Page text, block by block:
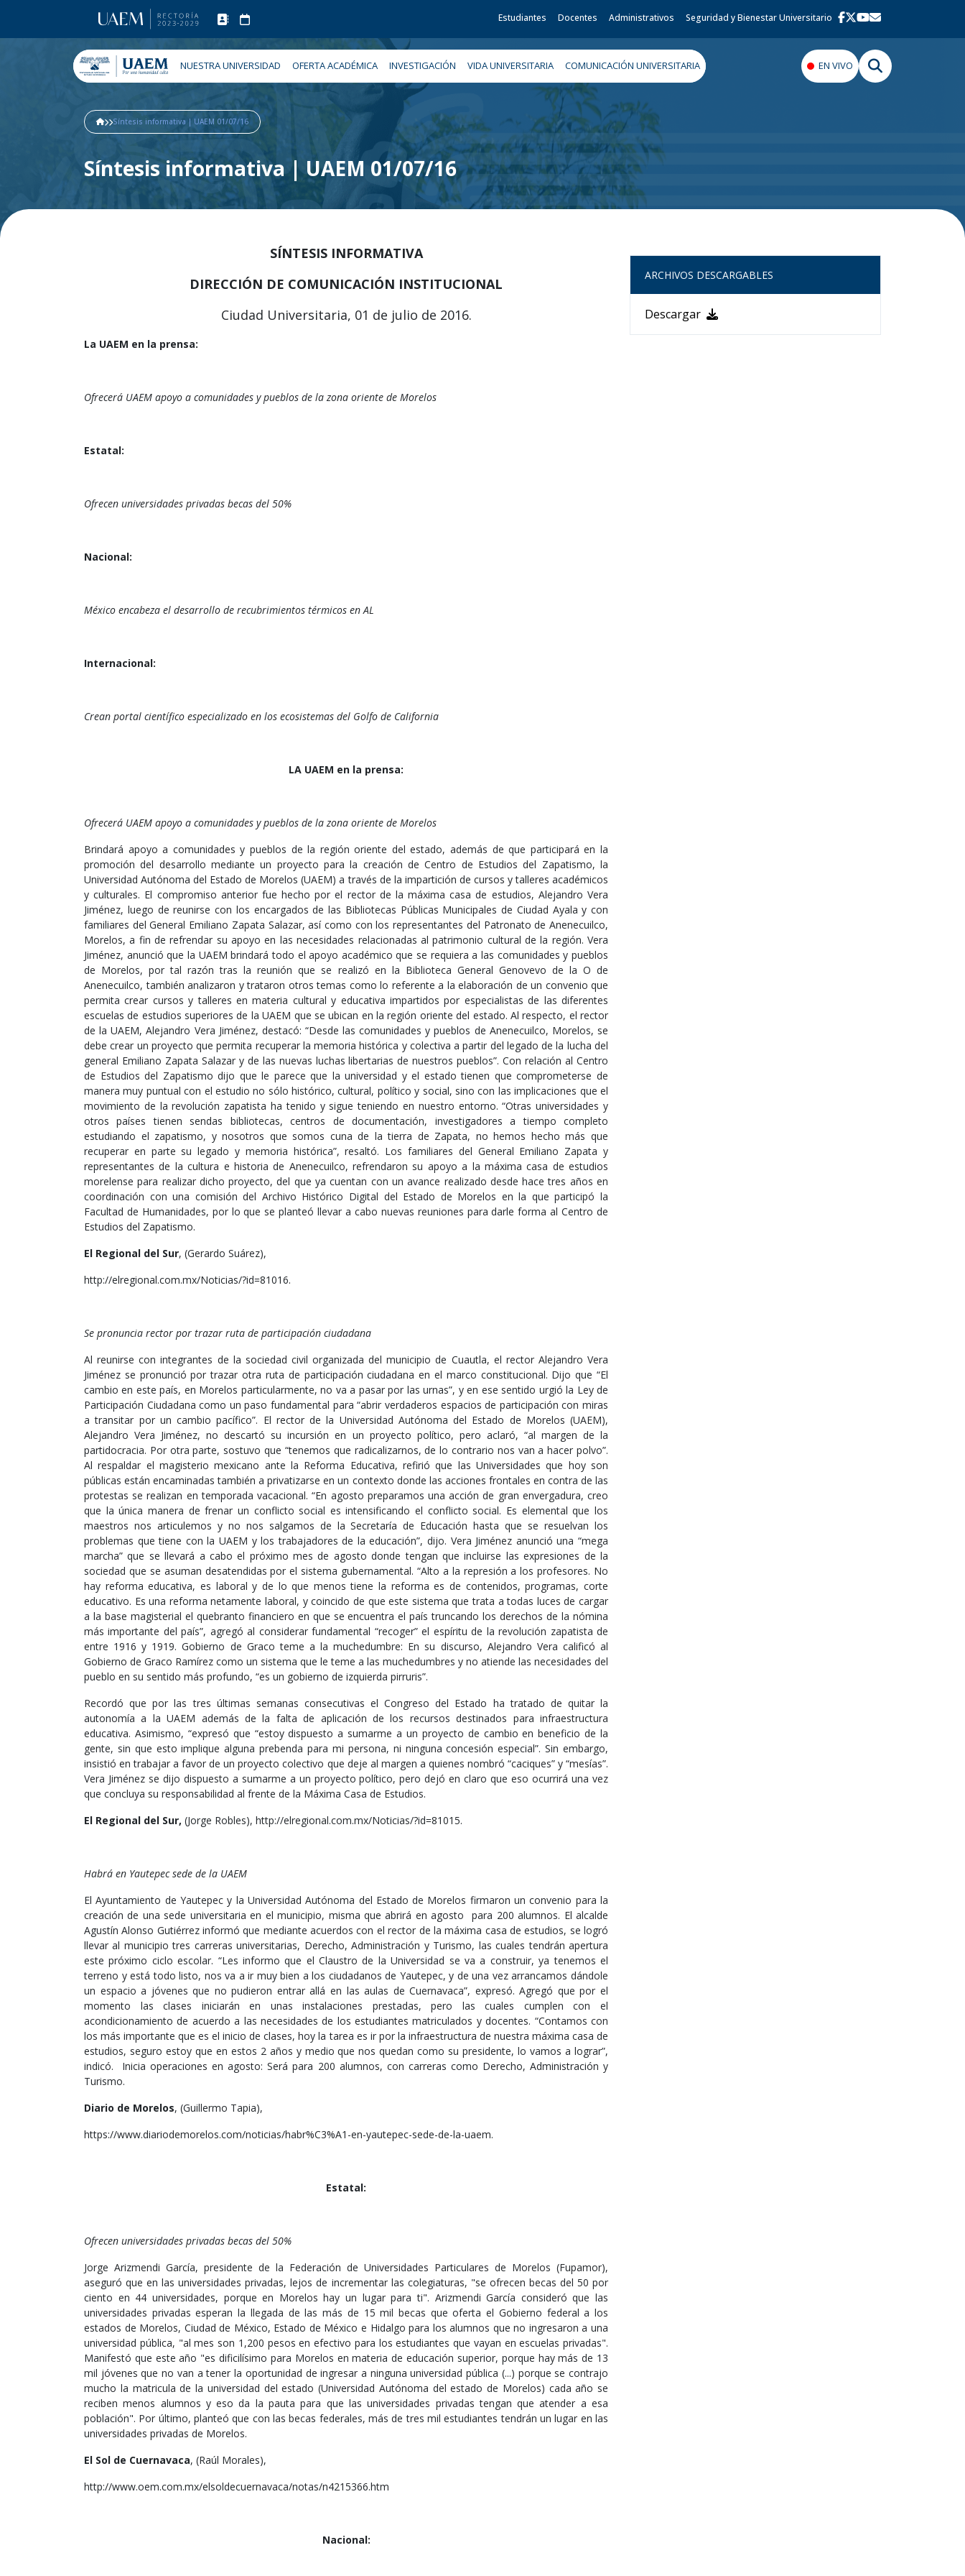
Estudiantes Docentes Administrativos Seguridad y Bienestar Universitario
NUESTRA UNIVERSIDAD OFERTA ACADÉMICA INVESTIGACIÓN VIDA UNIVERSITARIA COMUNICACIÓN UNIVERSITARIA EN VIVO
Síntesis informativa | UAEM 01/07/16
Síntesis informativa | UAEM 01/07/16
SÍNTESIS INFORMATIVA
DIRECCIÓN DE COMUNICACIÓN INSTITUCIONAL
Ciudad Universitaria, 01 de julio de 2016.
La UAEM en la prensa:
Ofrecerá UAEM apoyo a comunidades y pueblos de la zona oriente de Morelos
Estatal:
Ofrecen universidades privadas becas del 50%
Nacional:
México encabeza el desarrollo de recubrimientos térmicos en AL
Internacional:
Crean portal científico especializado en los ecosistemas del Golfo de California
LA UAEM en la prensa:
Ofrecerá UAEM apoyo a comunidades y pueblos de la zona oriente de Morelos
Brindará apoyo a comunidades y pueblos de la región oriente del estado, además de que participará en la
promoción del desarrollo mediante un proyecto para la creación de Centro de Estudios del Zapatismo, la
Universidad Autónoma del Estado de Morelos (UAEM) a través de la impartición de cursos y talleres académicos
y culturales. El compromiso anterior fue hecho por el rector de la máxima casa de estudios, Alejandro Vera
Jiménez, luego de reunirse con los encargados de las Bibliotecas Públicas Municipales de Ciudad Ayala y con
familiares del General Emiliano Zapata Salazar, así como con los representantes del Patronato de Anenecuilco,
Morelos, a fin de refrendar su apoyo en las necesidades relacionadas al patrimonio cultural de la región. Vera
Jiménez, anunció que la UAEM brindará todo el apoyo académico que se requiera a las comunidades y pueblos
de Morelos, por tal razón tras la reunión que se realizó en la Biblioteca General Genovevo de la O de
Anenecuilco, también analizaron y trataron otros temas como lo referente a la elaboración de un convenio que
permita crear cursos y talleres en materia cultural y educativa impartidos por especialistas de las diferentes
escuelas de estudios superiores de la UAEM que se ubican en la región oriente del estado. Al respecto, el rector
de la UAEM, Alejandro Vera Jiménez, destacó: “Desde las comunidades y pueblos de Anenecuilco, Morelos, se
debe crear un proyecto que permita recuperar la memoria histórica y colectiva a partir del legado de la lucha del
general Emiliano Zapata Salazar y de las nuevas luchas libertarias de nuestros pueblos”. Con relación al Centro
de Estudios del Zapatismo dijo que le parece que la universidad y el estado tienen que comprometerse de
manera muy puntual con el estudio no sólo histórico, cultural, político y social, sino con las implicaciones que el
movimiento de la revolución zapatista ha tenido y sigue teniendo en nuestro entorno. “Otras universidades y
otros países tienen sendas bibliotecas, centros de documentación, investigadores a tiempo completo
estudiando el zapatismo, y nosotros que somos cuna de la tierra de Zapata, no hemos hecho más que
recuperar en parte su legado y memoria histórica”, resaltó. Los familiares del General Emiliano Zapata y
representantes de la cultura e historia de Anenecuilco, refrendaron su apoyo a la máxima casa de estudios
morelense para realizar dicho proyecto, del que ya cuentan con un avance realizado desde hace tres años en
coordinación con una comisión del Archivo Histórico Digital del Estado de Morelos en la que participó la
Facultad de Humanidades, por lo que se planteó llevar a cabo nuevas reuniones para darle forma al Centro de
Estudios del Zapatismo.
El Regional del Sur, (Gerardo Suárez),
http://elregional.com.mx/Noticias/?id=81016.
Se pronuncia rector por trazar ruta de participación ciudadana
Al reunirse con integrantes de la sociedad civil organizada del municipio de Cuautla, el rector Alejandro Vera
Jiménez se pronunció por trazar otra ruta de participación ciudadana en el marco constitucional. Dijo que “El
cambio en este país, en Morelos particularmente, no va a pasar por las urnas”, y en ese sentido urgió la Ley de
Participación Ciudadana como un paso fundamental para “abrir verdaderos espacios de participación con miras
a transitar por un cambio pacífico”. El rector de la Universidad Autónoma del Estado de Morelos (UAEM),
Alejandro Vera Jiménez, no descartó su incursión en un proyecto político, pero aclaró, “al margen de la
partidocracia. Por otra parte, sostuvo que “tenemos que radicalizarnos, de lo contrario nos van a hacer polvo”.
Al respaldar el magisterio mexicano ante la Reforma Educativa, refirió que las Universidades que hoy son
públicas están encaminadas también a privatizarse en un contexto donde las acciones frontales en contra de las
protestas se realizan en temporada vacacional. “En agosto preparamos una acción de gran envergadura, creo
que la única manera de frenar un conflicto social es intensificando el conflicto social. Es elemental que los
maestros nos articulemos y no nos salgamos de la Secretaría de Educación hasta que se resuelvan los
problemas que tiene con la UAEM y los trabajadores de la educación”, dijo. Vera Jiménez anunció una “mega
marcha” que se llevará a cabo el próximo mes de agosto donde tengan que incluirse las expresiones de la
sociedad que se asuman desatendidas por el sistema gubernamental. “Alto a la represión a los profesores. No
hay reforma educativa, es laboral y de lo que menos tiene la reforma es de contenidos, programas, corte
educativo. Es una reforma netamente laboral, y coincido de que este sistema que trata a todas luces de cargar
a la base magisterial el quebranto financiero en que se encuentra el país truncando los derechos de la nómina
más importante del país”, agregó al considerar fundamental “recoger” el espíritu de la revolución zapatista de
entre 1916 y 1919. Gobierno de Graco teme a la muchedumbre: En su discurso, Alejandro Vera calificó al
Gobierno de Graco Ramírez como un sistema que le teme a las muchedumbres y no atiende las necesidades del
pueblo en su sentido más profundo, “es un gobierno de izquierda pirruris”.
Recordó que por las tres últimas semanas consecutivas el Congreso del Estado ha tratado de quitar la
autonomía a la UAEM además de la falta de aplicación de los recursos destinados para infraestructura
educativa. Asimismo, “expresó que “estoy dispuesto a sumarme a un proyecto de cambio en beneficio de la
gente, sin que esto implique alguna prebenda para mi persona, ni ninguna concesión especial”. Sin embargo,
insistió en trabajar a favor de un proyecto colectivo que deje al margen a quienes nombró “caciques” y “mesías”.
Vera Jiménez se dijo dispuesto a sumarme a un proyecto político, pero dejó en claro que eso ocurrirá una vez
que concluya su responsabilidad al frente de la Máxima Casa de Estudios.
El Regional del Sur, (Jorge Robles), http://elregional.com.mx/Noticias/?id=81015.
Habrá en Yautepec sede de la UAEM
El Ayuntamiento de Yautepec y la Universidad Autónoma del Estado de Morelos firmaron un convenio para la
creación de una sede universitaria en el municipio, misma que abrirá en agosto para 200 alumnos. El alcalde
Agustín Alonso Gutiérrez informó que mediante acuerdos con el rector de la máxima casa de estudios, se logró
llevar al municipio tres carreras universitarias, Derecho, Administración y Turismo, las cuales tendrán apertura
este próximo ciclo escolar. “Les informo que el Claustro de la Universidad se va a construir, ya tenemos el
terreno y está todo listo, nos va a ir muy bien a los ciudadanos de Yautepec, y de una vez arrancamos dándole
un espacio a jóvenes que no pudieron entrar allá en las aulas de Cuernavaca”, expresó. Agregó que por el
momento las clases iniciarán en unas instalaciones prestadas, pero las cuales cumplen con el
acondicionamiento de acuerdo a las necesidades de los estudiantes matriculados y docentes. “Contamos con
los más importante que es el inicio de clases, hoy la tarea es ir por la infraestructura de nuestra máxima casa de
estudios, seguro estoy que en estos 2 años y medio que nos quedan como su presidente, lo vamos a lograr”,
indicó. Inicia operaciones en agosto: Será para 200 alumnos, con carreras como Derecho, Administración y
Turismo.
Diario de Morelos, (Guillermo Tapia),
https://www.diariodemorelos.com/noticias/habr%C3%A1-en-yautepec-sede-de-la-uaem.
Estatal:
Ofrecen universidades privadas becas del 50%
Jorge Arizmendi García, presidente de la Federación de Universidades Particulares de Morelos (Fupamor),
aseguró que en las universidades privadas, lejos de incrementar las colegiaturas, "se ofrecen becas del 50 por
ciento en 44 universidades, porque en Morelos hay un lugar para ti". Arizmendi García consideró que las
universidades privadas esperan la llegada de las más de 15 mil becas que oferta el Gobierno federal a los
estados de Morelos, Ciudad de México, Estado de México e Hidalgo para los alumnos que no ingresaron a una
universidad pública, "al mes son 1,200 pesos en efectivo para los estudiantes que vayan en escuelas privadas".
Manifestó que este año "es dificilísimo para Morelos en materia de educación superior, porque hay más de 13
mil jóvenes que no van a tener la oportunidad de ingresar a ninguna universidad pública (...) porque se contrajo
mucho la matricula de la universidad del estado (Universidad Autónoma del estado de Morelos) cada año se
reciben menos alumnos y eso da la pauta para que las universidades privadas tengan que atender a esa
población". Por último, planteó que con las becas federales, más de tres mil estudiantes tendrán un lugar en las
universidades privadas de Morelos.
El Sol de Cuernavaca, (Raúl Morales),
http://www.oem.com.mx/elsoldecuernavaca/notas/n4215366.htm
Nacional:
ARCHIVOS DESCARGABLES
Descargar